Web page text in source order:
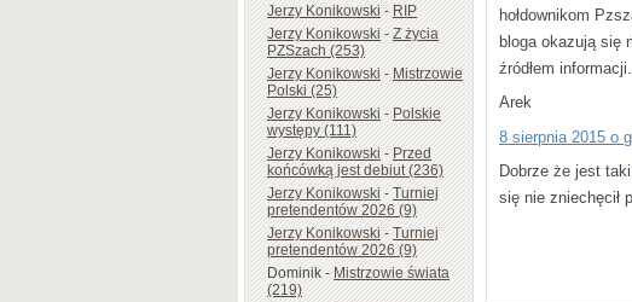
Jerzy Konikowski-RIP
Jerzy Konikowski-Z życia
PZSzach (253)
Jerzy Konikowski-Mistrzowie
Polski (25)
Jerzy Konikowski-Polskie
występy (111)
Jerzy Konikowski-Przed
końcówką jest debiut (236)
Jerzy Konikowski-Turniej
pretendentów 2026 (9)
Jerzy Konikowski-Turniej
pretendentów 2026 (9)
Dominik-Mistrzowie świata
(219)
hołdownikom
bloga okazują się
źródłem informacji.
Arek
8 sierpnia 2015 o
Dobrze że jest
się nie zniechęcił